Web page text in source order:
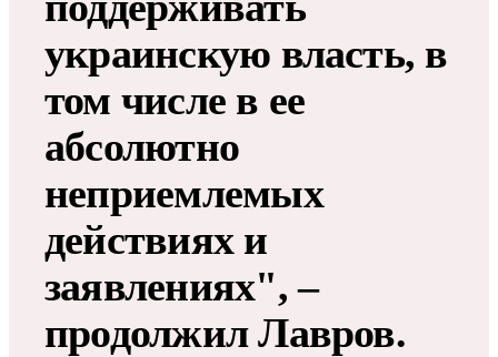
украинскую власть, в
том числе в ее
абсолютно
неприемлемых
действиях и
заявлениях", –
продолжил Лавров.